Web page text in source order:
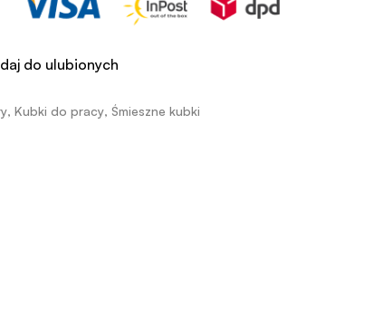
do ulubionych
, Kubki do pracy, Śmieszne kubki